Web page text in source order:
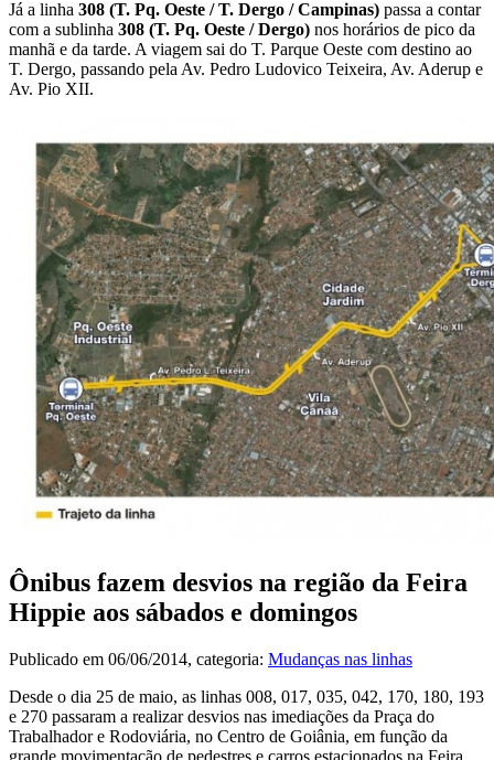
Já a linha 308 (T. Pq. Oeste / T. Dergo / Campinas) passa a contar
com a sublinha 308 (T. Pq. Oeste / Dergo) nos horários de pico da
manhã e da tarde. A viagem sai do T. Parque Oeste com destino ao
T. Dergo, passando pela Av. Pedro Ludovico Teixeira, Av. Aderup e
Av. Pio XII.
Ônibus fazem desvios na região da Feira
Hippie aos sábados e domingos
Publicado em 06/06/2014, categoria: Mudanças nas linhas
Desde o dia 25 de maio, as linhas 008, 017, 035, 042, 170, 180, 193
e 270 passaram a realizar desvios nas imediações da Praça do
Trabalhador e Rodoviária, no Centro de Goiânia, em função da
grande movimentação de pedestres e carros estacionados na Feira